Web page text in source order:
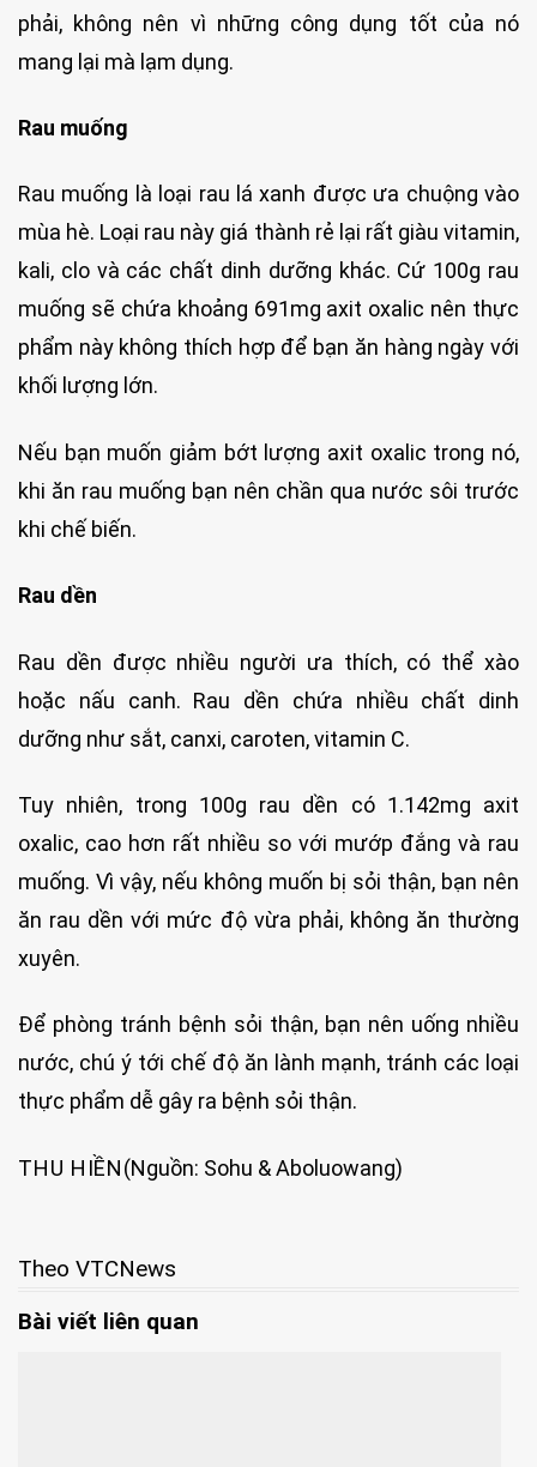
phải, không nên vì những công dụng tốt của nó
mang lại mà lạm dụng.
Rau muống
Rau muống là loại rau lá xanh được ưa chuộng vào
mùa hè. Loại rau này giá thành rẻ lại rất giàu vitamin,
kali, clo và các chất dinh dưỡng khác. Cứ 100g rau
muống sẽ chứa khoảng 691mg axit oxalic nên thực
phẩm này không thích hợp để bạn ăn hàng ngày với
khối lượng lớn.
Nếu bạn muốn giảm bớt lượng axit oxalic trong nó,
khi ăn rau muống bạn nên chần qua nước sôi trước
khi chế biến.
Rau dền
Rau dền được nhiều người ưa thích, có thể xào
hoặc nấu canh. Rau dền chứa nhiều chất dinh
dưỡng như sắt, canxi, caroten, vitamin C.
Tuy nhiên, trong 100g rau dền có 1.142mg axit
oxalic, cao hơn rất nhiều so với mướp đắng và rau
muống. Vì vậy, nếu không muốn bị sỏi thận, bạn nên
ăn rau dền với mức độ vừa phải, không ăn thường
xuyên.
Để phòng tránh bệnh sỏi thận, bạn nên uống nhiều
nước, chú ý tới chế độ ăn lành mạnh, tránh các loại
thực phẩm dễ gây ra bệnh sỏi thận.
THU HIỀN(Nguồn: Sohu & Aboluowang)
Theo VTCNews
Bài viết liên quan